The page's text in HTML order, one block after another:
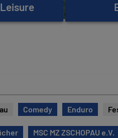
Comedy Enduro
MSC MZ ZSCHOPAU e.V.